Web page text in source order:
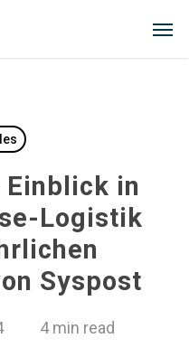
in
Logistik
Syspost
4 min read